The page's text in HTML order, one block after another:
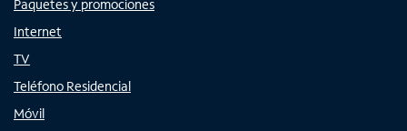
Paquetes y promociones
Internet
TV
Teléfono Residencial
Móvil